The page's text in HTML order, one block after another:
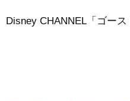
Disney CHANNEL「ゴース